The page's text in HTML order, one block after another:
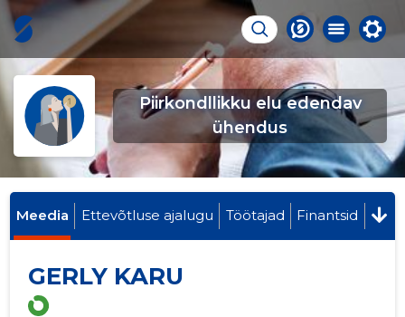
Piirkondllikku elu edendav
ühendus
Meedia Ettevõtluse ajalugu Töötajad Finantsid
GERLY KARU